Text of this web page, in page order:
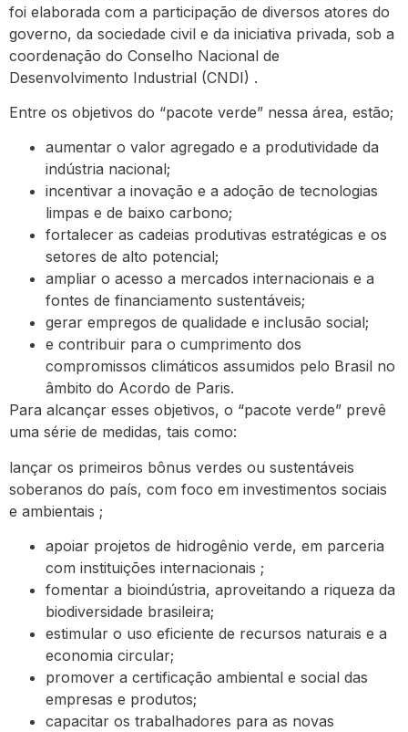
foi elaborada com a participação de diversos atores do
governo, da sociedade civil e da iniciativa privada, sob a
coordenação do Conselho Nacional de
Desenvolvimento Industrial (CNDI) .
Entre os objetivos do “pacote verde” nessa área, estão;
aumentar o valor agregado e a produtividade da
indústria nacional;
incentivar a inovação e a adoção de tecnologias
limpas e de baixo carbono;
fortalecer as cadeias produtivas estratégicas e os
setores de alto potencial;
ampliar o acesso a mercados internacionais e a
fontes de financiamento sustentáveis;
gerar empregos de qualidade e inclusão social;
e contribuir para o cumprimento dos
compromissos climáticos assumidos pelo Brasil no
âmbito do Acordo de Paris.
Para alcançar esses objetivos, o “pacote verde” prevê
uma série de medidas, tais como:
lançar os primeiros bônus verdes ou sustentáveis
soberanos do país, com foco em investimentos sociais
e ambientais ;
apoiar projetos de hidrogênio verde, em parceria
com instituições internacionais ;
fomentar a bioindústria, aproveitando a riqueza da
biodiversidade brasileira;
estimular o uso eficiente de recursos naturais e a
economia circular;
promover a certificação ambiental e social das
empresas e produtos;
capacitar os trabalhadores para as novas